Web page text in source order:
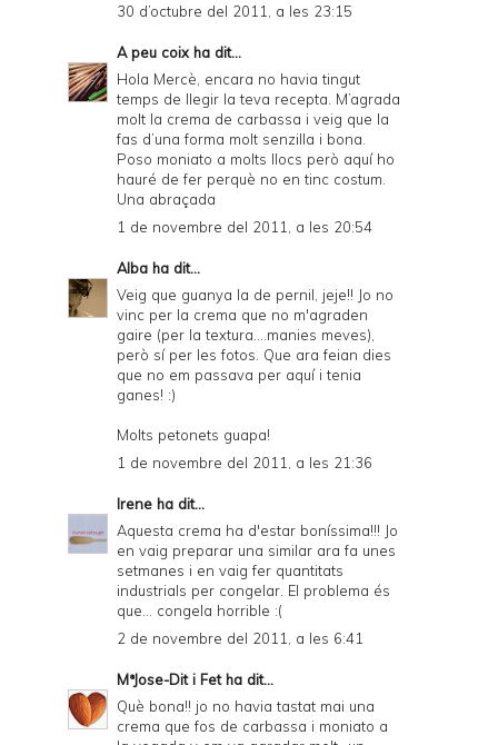
30 d’octubre del 2011, a les 23:15
A peu coix ha dit...
Hola Mercè, encara no havia tingut
temps de llegir la teva recepta. M’agrada
molt la crema de carbassa i veig que la
fas d’una forma molt senzilla i bona.
Poso moniato a molts llocs però aquí ho
hauré de fer perquè no en tinc costum.
Una abraçada
1 de novembre del 2011, a les 20:54
Alba ha dit...
Veig que guanya la de pernil, jeje!! Jo no
vinc per la crema que no m'agraden
gaire (per la textura....manies meves),
però sí per les fotos. Que ara feian dies
que no em passava per aquí i tenia
ganes! :)
Molts petonets guapa!
1 de novembre del 2011, a les 21:36
Irene ha dit...
Aquesta crema ha d'estar boníssima!!! Jo
en vaig preparar una similar ara fa unes
setmanes i en vaig fer quantitats
industrials per congelar. El problema és
que... congela horrible :(
2 de novembre del 2011, a les 6:41
MªJose-Dit i Fetha dit...
Què bona!! jo no havia tastat mai una
crema que fos de carbassa i moniato a